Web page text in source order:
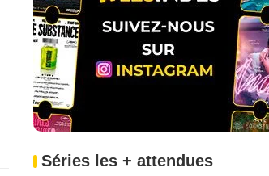
Séries les + attendues